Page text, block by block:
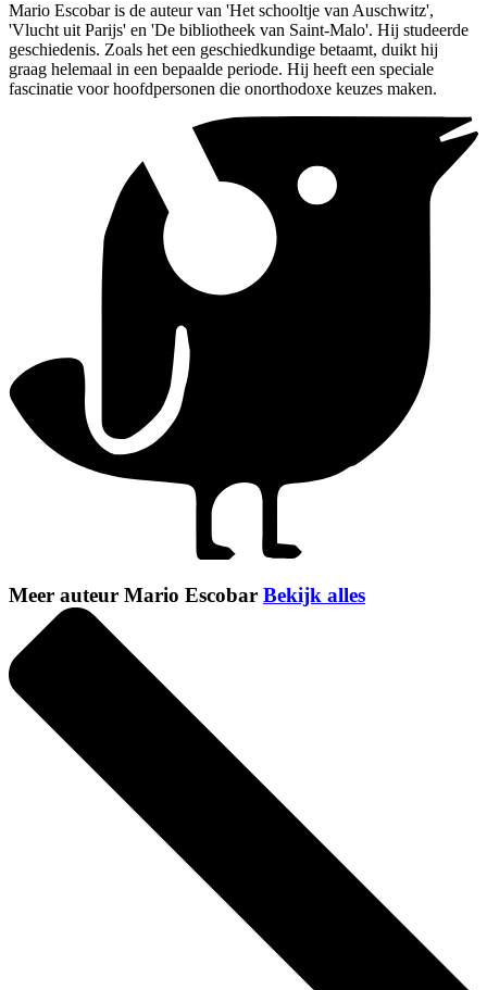
Mario Escobar is de auteur van 'Het schooltje van Auschwitz',
'Vlucht uit Parijs' en 'De bibliotheek van Saint-Malo'. Hij studeerde
geschiedenis. Zoals het een geschiedkundige betaamt, duikt hij
graag helemaal in een bepaalde periode. Hij heeft een speciale
fascinatie voor hoofdpersonen die onorthodoxe keuzes maken.
Meer auteur Mario Escobar Bekijk alles